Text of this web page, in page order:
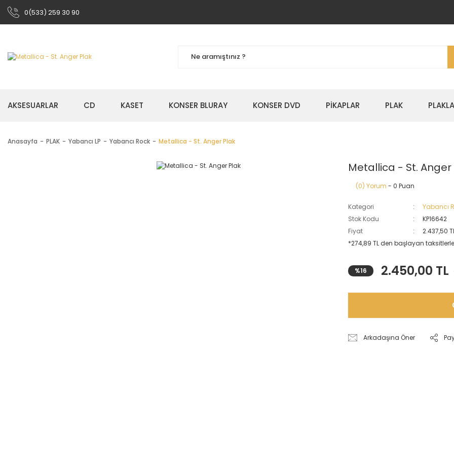
0(533) 259 30 90
AKSESUARLAR CD KASET KONSER BLURAY KONSER DVD PİKAPLAR PLAK
Anasayfa PLAK Yabancı LP Yabancı Rock Metallica - St. Anger Plak
Metallica - St. Anger
(0) Yorum - 0 Puan
Kategori
Yabancı
Stok Kodu
KP16642
Fiyat
2.437,50
*274,89 TL den başlayan
%16 2.450,00 TL
Arkadaşına Öner